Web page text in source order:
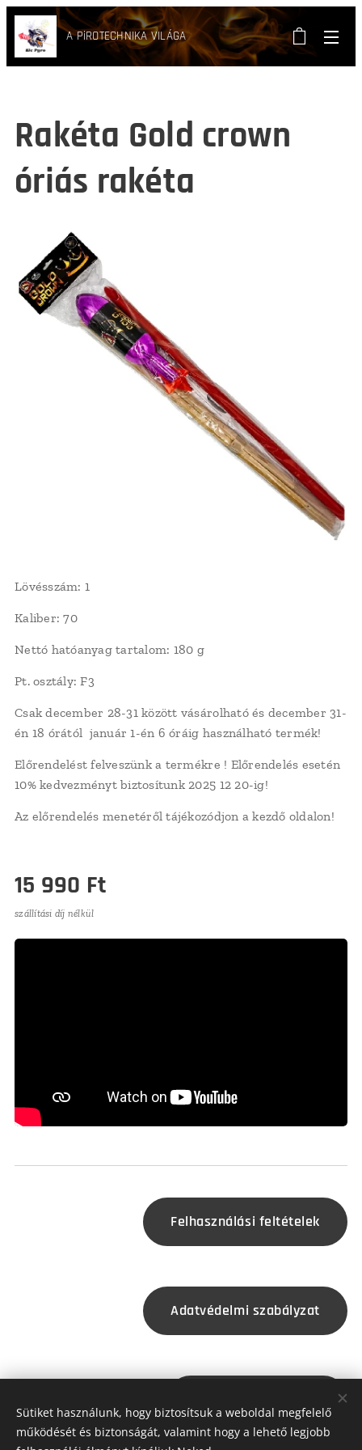
A PiROTECHNIKA VILÁGA
Rakéta Gold crown
óriás rakéta
Lövésszám: 1
Kaliber: 70
Nettó hatóanyag tartalom: 180 g
Pt. osztály: F3
Csak december 28-31 között vásárolható és december 31-
én 18 órától január 1-én 6 óráig használható termék!
Előrendelést felveszünk a termékre ! Előrendelés esetén
10% kedvezményt biztosítunk 2025 12 20-ig!
Az előrendelés menetéről tájékozódjon a kezdő oldalon!
15 990 Ft
szállítási díj nélkül
Felhasználási feltételek
Adatvédelmi szabályzat
Sütiket használunk, hogy biztosítsuk a weboldal megfelelő
működését és biztonságát, valamint hogy a lehető legjobb